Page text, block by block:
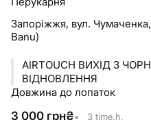
Запоріжжя, вул.
Banu)
AIRTOUCH ВИХІД З
ВІДНОВЛЕННЯ
Довжина до лопаток
3 000 грн₴• 3 time.h.